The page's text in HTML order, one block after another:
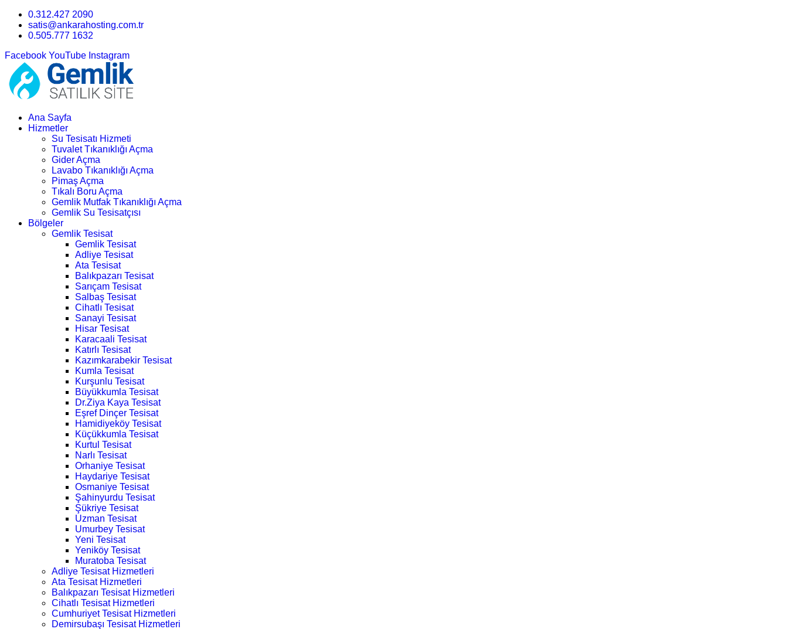
0.312.427 2090
satis@ankarahosting.com.tr
0.505.777 1632
Facebook YouTube Instagram
Ana Sayfa
Hizmetler
Su Tesisatı Hizmeti
Tuvalet Tıkanıklığı Açma
Gider Açma
Lavabo Tıkanıklığı Açma
Pimaş Açma
Tıkalı Boru Açma
Gemlik Mutfak Tıkanıklığı Açma
Gemlik Su Tesisatçısı
Bölgeler
Gemlik Tesisat
Gemlik Tesisat
Adliye Tesisat
Ata Tesisat
Balıkpazarı Tesisat
Sarıçam Tesisat
Salbaş Tesisat
Cihatlı Tesisat
Sanayi Tesisat
Hisar Tesisat
Karacaali Tesisat
Katırlı Tesisat
Kazımkarabekir Tesisat
Kumla Tesisat
Kurşunlu Tesisat
Büyükkumla Tesisat
Dr.Ziya Kaya Tesisat
Eşref Dinçer Tesisat
Hamidiyeköy Tesisat
Küçükkumla Tesisat
Kurtul Tesisat
Narlı Tesisat
Orhaniye Tesisat
Haydariye Tesisat
Osmaniye Tesisat
Şahinyurdu Tesisat
Şükriye Tesisat
Uzman Tesisat
Umurbey Tesisat
Yeni Tesisat
Yeniköy Tesisat
Muratoba Tesisat
Adliye Tesisat Hizmetleri
Ata Tesisat Hizmetleri
Balıkpazarı Tesisat Hizmetleri
Cihatlı Tesisat Hizmetleri
Cumhuriyet Tesisat Hizmetleri
Demirsubaşı Tesisat Hizmetleri